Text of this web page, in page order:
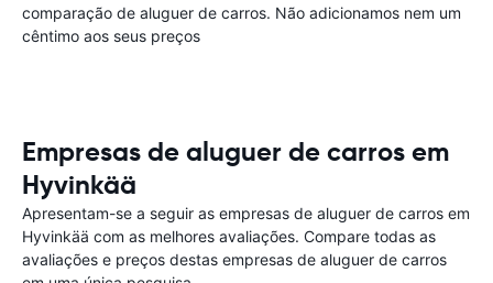
comparação de aluguer de carros. Não adicionamos nem um
cêntimo aos seus preços
Empresas de aluguer de carros em
Hyvinkää
Apresentam-se a seguir as empresas de aluguer de carros em
Hyvinkää com as melhores avaliações. Compare todas as
avaliações e preços destas empresas de aluguer de carros